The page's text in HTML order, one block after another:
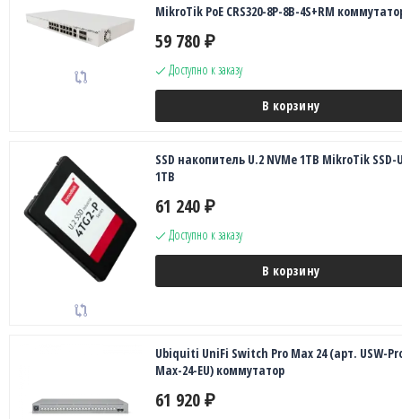
MikroTik PoE CRS320-8P-8B-4S+RM
59 780 ₽
Доступно к заказу
В корзину
SSD накопитель U.2 NVMe 1TB MikroTik SSD-
1TB
61 240 ₽
Доступно к заказу
В корзину
Ubiquiti UniFi Switch Pro Max 24 (арт. USW-
Max-24-EU) коммутатор
61 920 ₽